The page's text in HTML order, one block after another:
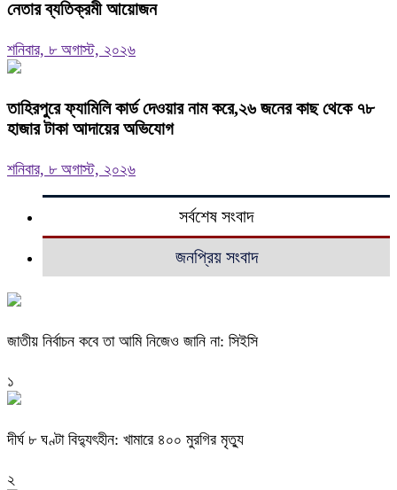
নেতার ব্যতিক্রমী আয়োজন
শনিবার, ৮ অগাস্ট, ২০২৬
তাহিরপুরে ফ্যামিলি কার্ড দেওয়ার নাম করে,২৬ জনের কাছ থেকে ৭৮
হাজার টাকা আদায়ের অভিযোগ
শনিবার, ৮ অগাস্ট, ২০২৬
সর্বশেষ সংবাদ
জনপ্রিয় সংবাদ
জাতীয় নির্বাচন কবে তা আমি নিজেও জানি না: সিইসি
১
দীর্ঘ ৮ ঘণ্টা বিদ্যুৎহীন: খামারে ৪০০ মুরগির মৃত্যু
২